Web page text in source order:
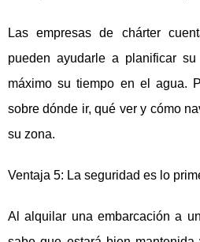
Las empresas de chárter
pueden ayudarle a planificar
máximo su tiempo en el agua.
sobre dónde ir, qué ver y cómo
su zona.
Ventaja 5: La seguridad es lo
Al alquilar una embarcación a